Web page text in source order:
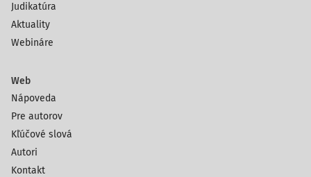
Judikatúra
Aktuality
Webináre
Web
Nápoveda
Pre autorov
Kľúčové slová
Autori
Kontakt